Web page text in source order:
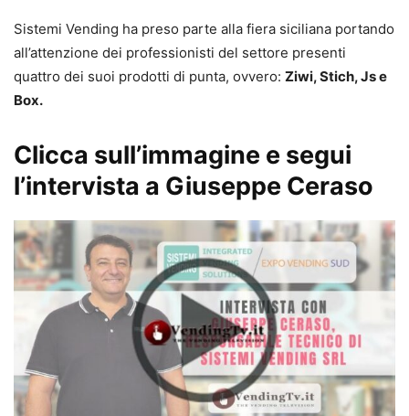
Sistemi Vending ha preso parte alla fiera siciliana portando
all’attenzione dei professionisti del settore presenti
quattro dei suoi prodotti di punta, ovvero: Ziwi, Stich, Js e
Box.
Clicca sull’immagine e segui
l’intervista a Giuseppe Ceraso